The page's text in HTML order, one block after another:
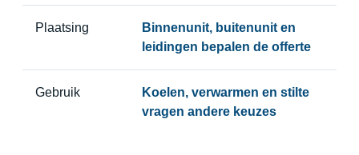
Plaatsing
Binnenunit, buitenunit en
leidingen bepalen de offerte
Gebruik
Koelen, verwarmen en stilte
vragen andere keuzes